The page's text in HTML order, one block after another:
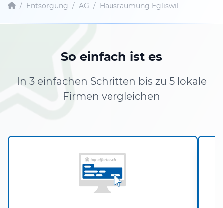
/ Entsorgung / AG / Hausräumung Egliswil
So einfach ist es
In 3 einfachen Schritten bis zu 5 lokale
Firmen vergleichen